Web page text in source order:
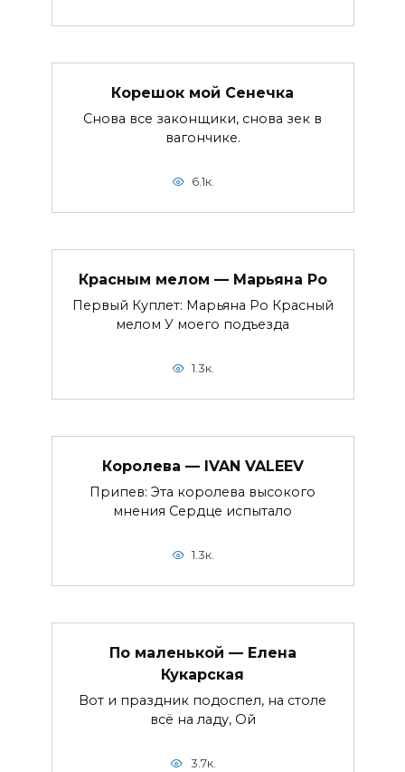
Корешок мой Сенечка
Снова все законщики, снова зек в
вагончике.
6.1к.
Красным мелом — Марьяна Ро
Первый Куплет: Марьяна Ро Красный
мелом У моего подъезда
1.3к.
Королева — IVAN VALEEV
Припев: Эта королева высокого
мнения Сердце испытало
1.3к.
По маленькой — Елена
Кукарская
Вот и праздник подоспел, на столе
всё на ладу, Ой
3.7к.